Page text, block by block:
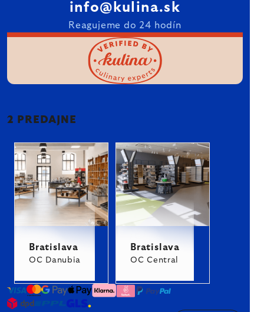
info@kulina.sk
Reagujeme do 24 hodín
2 PREDAJNE
Bratislava
OC Danubia
Bratislava
OC Central